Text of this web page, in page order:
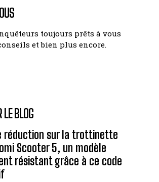
toujours prêts à vous
et bien plus encore.
BLOG
réduction sur la trottinette
Scooter 5, un modèle
résistant grâce à ce code